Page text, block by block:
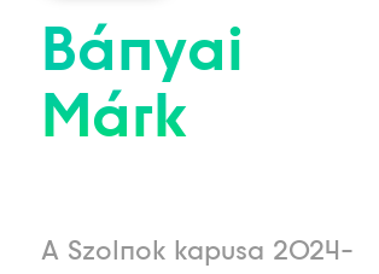
Bányai
Márk
A Szolnok kapusa 2024-